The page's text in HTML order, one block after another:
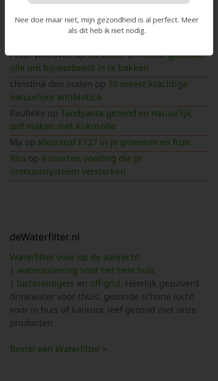
GreetopAlles over waterfilters: jouw complete
Peter WalravenopDe beste en meest gezonde
olie om bijvoorbeeld in te bakken
christina den ouden op 10 meest krachtige
natuurlijke antibiotica
Keubeke op Tandpasta gezond en natuurlijk,
zelf maken met kokosolie
Ma op Kleurstof E127 in je groenten en fruit
Rita op 9 soorten voeding die je
immuunsysteem versterken
deWaterfilter.nl
Waterfilter voor op de aanrecht
waterzuivering voor het hele huis
luchtreinigers en off-grid. Heerlijk gezuiverd
drinkwater voor thuis, gezonde schone lucht
voor in huis of kantoor, leef gezond met onze
producten.
Bestel een Waterfilter >
Nee doe maar niet, mijn gezondheid is al perfect. Meer
als dit heb ik niet nodig.